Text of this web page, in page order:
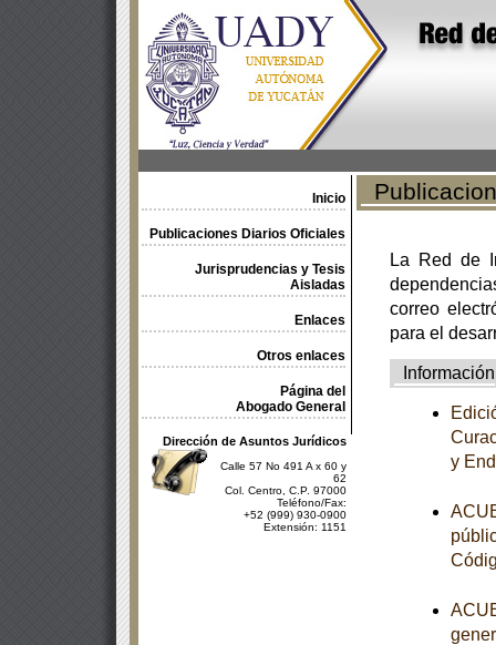
Inicio
Publicaciones Diarios Oficiales
Jurisprudencias y Tesis
Aisladas
Enlaces
Otros enlaces
Página del
Abogado General
Dirección de Asuntos Jurídicos
Calle 57 No 491 A x 60 y
62
Col. Centro, C.P. 97000
Teléfono/Fax:
+52 (999) 930-0900
Extensión: 1151
La Red de
correo
para el
Información
y